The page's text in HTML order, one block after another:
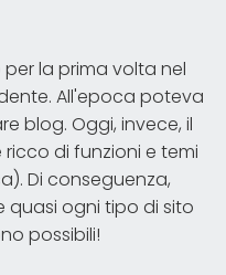
la prima volta nel
All'epoca poteva
blog. Oggi, invece, il
di funzioni e temi
Di conseguenza,
quasi ogni tipo di sito
possibili!